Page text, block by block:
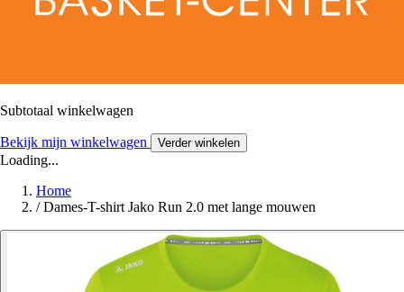
Subtotaal winkelwagen
Bekijk mijn winkelwagen Verder winkelen
Loading...
Home
/ Dames-T-shirt Jako Run 2.0 met lange mouwen